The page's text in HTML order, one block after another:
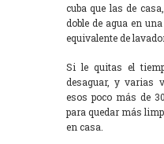
cuba que las de
doble de agua en
equivalente de
Si le quitas el
desaguar, y varias
esos poco más de
para quedar más
en casa.